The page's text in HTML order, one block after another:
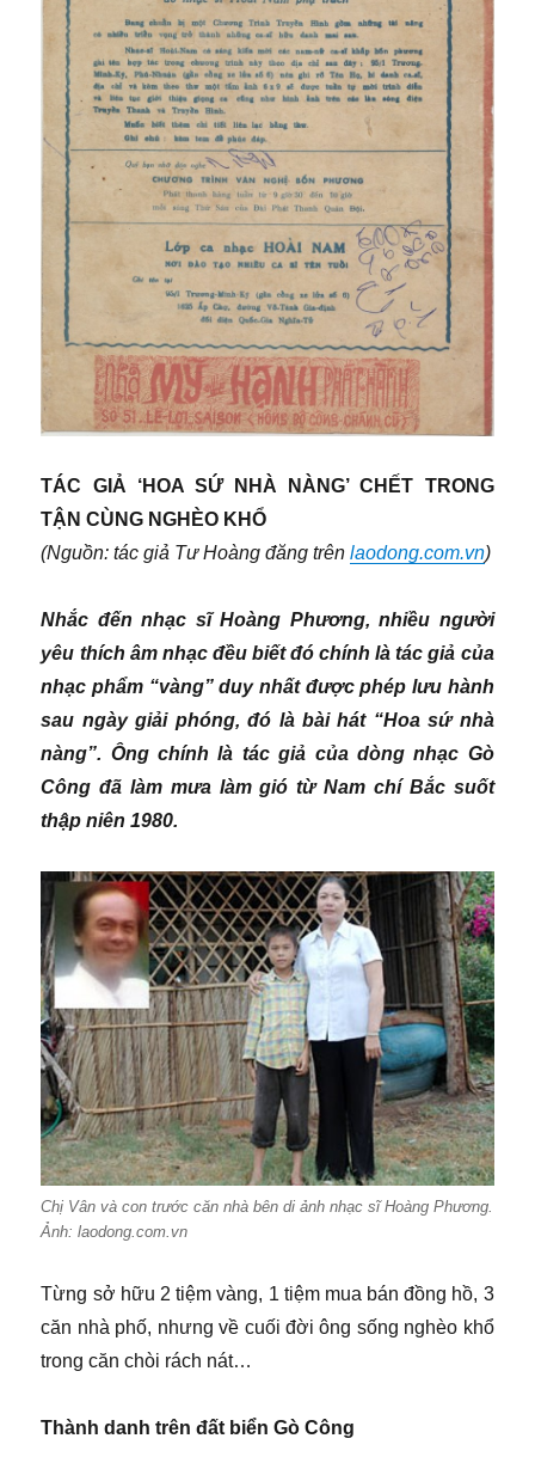
TÁC GIẢ ‘HOA SỨ NHÀ NÀNG’ CHẾT TRONG
TẬN CÙNG NGHÈO KHỔ
(Nguồn: tác giả Tư Hoàng đăng trênlaodong.com.vn)
Nhắc đến nhạc sĩ Hoàng Phương, nhiều người
yêu thích âm nhạc đều biết đó chính là tác giả của
nhạc phẩm “vàng” duy nhất được phép lưu hành
sau ngày giải phóng, đó là bài hát “Hoa sứ nhà
nàng”. Ông chính là tác giả của dòng nhạc Gò
Công đã làm mưa làm gió từ Nam chí Bắc suốt
thập niên 1980.
Chị Vân và con trước căn nhà bên di ảnh nhạc sĩ Hoàng Phương.
Ảnh: laodong.com.vn
Từng sở hữu 2 tiệm vàng, 1 tiệm mua bán đồng hồ, 3
căn nhà phố, nhưng về cuối đời ông sống nghèo khổ
trong căn chòi rách nát…
Thành danh trên đất biển Gò Công